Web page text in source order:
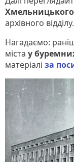
Хмельницького
архівного відділу.
Нагадаємо:
міста у
матеріалі за